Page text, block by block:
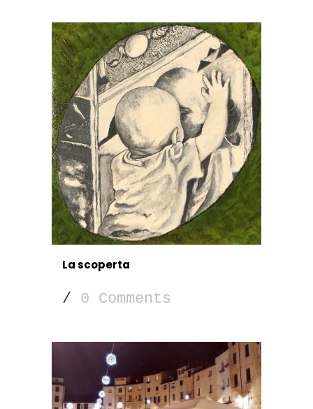
La scoperta
/ 0 Comments